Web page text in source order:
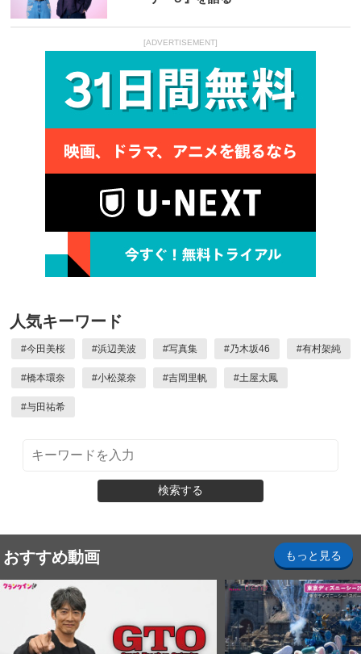
[ADVERTISEMENT]
人気キーワード
#今田美桜 #浜辺美波 #写真集 #乃木坂46 #有村架純
#橋本環奈 #小松菜奈 #吉岡里帆 #土屋太鳳
#与田祐希
検索する
おすすめ動画 もっと見る